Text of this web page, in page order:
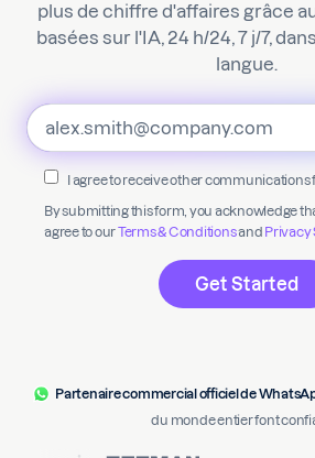
plus de chiffre d'affaires grâce
basées sur l'IA, 24 h/24, 7 j/7,
langue.
I agree to receive other communications
By submitting this form, you acknowledge
agree to ourTerms & Conditionsand Privacy
Partenaire commercial officiel de
du monde entier font